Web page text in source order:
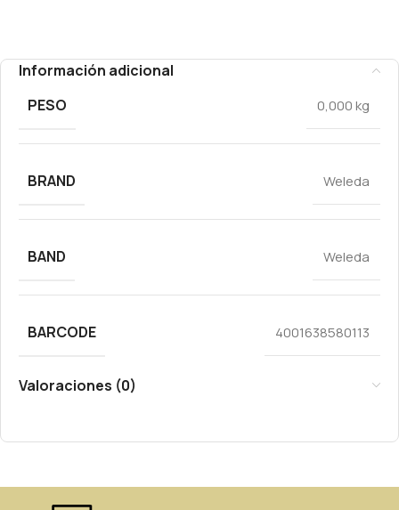
Información adicional
PESO
0,000 kg
BRAND Weleda
BAND Weleda
BARCODE 4001638580113
Valoraciones (0)